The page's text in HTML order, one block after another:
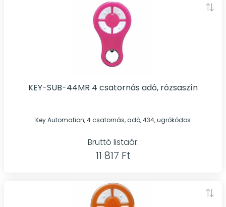
KEY-SUB-44MR 4 csatornás adó, rózsaszín
Key Automation, 4 csatornás, adó, 434, ugrókódos
Bruttó listaár:
11 817 Ft